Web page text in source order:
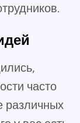
часто
различных